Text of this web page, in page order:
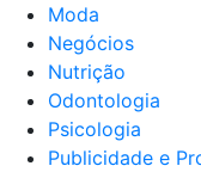
Moda
Negócios
Nutrição
Odontologia
Psicologia
Publicidade e